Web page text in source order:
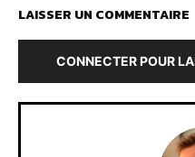
LAISSER UN COMMENTAIRE
CONNECTER POUR